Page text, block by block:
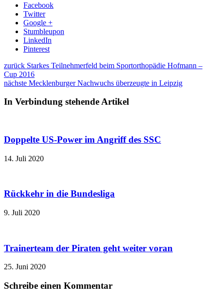
Facebook
Twitter
Google +
Stumbleupon
LinkedIn
Pinterest
zurück Starkes Teilnehmerfeld beim Sportorthopädie Hofmann –
Cup 2016
nächste Mecklenburger Nachwuchs überzeugte in Leipzig
In Verbindung stehende Artikel
Doppelte US-Power im Angriff des SSC
14. Juli 2020
Rückkehr in die Bundesliga
9. Juli 2020
Trainerteam der Piraten geht weiter voran
25. Juni 2020
Schreibe einen Kommentar